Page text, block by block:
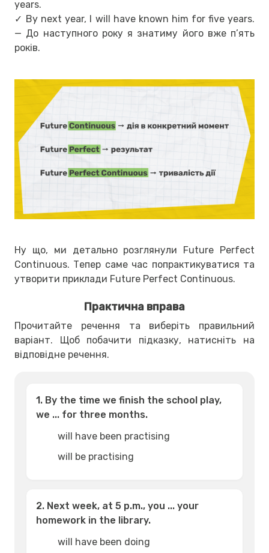
years.
✓ By next year, I will have known him for five years.
— До наступного року я знатиму його вже п’ять
років.
Ну що, ми детально розглянули Future Perfect
Continuous. Тепер саме час попрактикуватися та
утворити приклади Future Perfect Continuous.
Практична вправа
Прочитайте речення та виберіть правильний
варіант. Щоб побачити підказку, натисніть на
відповідне речення.
1. By the time we finish the school play,
we ... for three months.
will have been practising
will be practising
2. Next week, at 5 p.m., you ... your
homework in the library.
will have been doing